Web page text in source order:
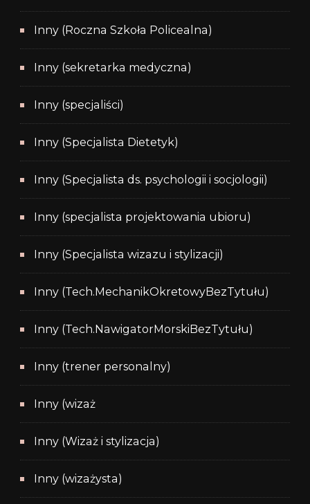
Inny (Roczna Szkoła Policealna)
Inny (sekretarka medyczna)
Inny (specjaliści)
Inny (Specjalista Dietetyk)
Inny (Specjalista ds. psychologii i socjologii)
Inny (specjalista projektowania ubioru)
Inny (Specjalista wizazu i stylizacji)
Inny (Tech.MechanikOkretowyBezTytułu)
Inny (Tech.NawigatorMorskiBezTytułu)
Inny (trener personalny)
Inny (wizaż
Inny (Wizaż i stylizacja)
Inny (wizażysta)